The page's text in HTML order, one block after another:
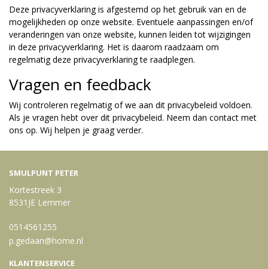
Deze privacyverklaring is afgestemd op het gebruik van en de
mogelijkheden op onze website. Eventuele aanpassingen en/of
veranderingen van onze website, kunnen leiden tot wijzigingen
in deze privacyverklaring. Het is daarom raadzaam om
regelmatig deze privacyverklaring te raadplegen.
Vragen en feedback
Wij controleren regelmatig of we aan dit privacybeleid voldoen.
Als je vragen hebt over dit privacybeleid. Neem dan contact met
ons op. Wij helpen je graag verder.
SMULPUNT PETER
Kortestreek 3
8531JE Lemmer
0514561255
p.gedaan@home.nl
KLANTENSERVICE